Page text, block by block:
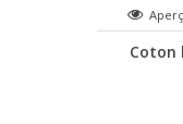
Coton